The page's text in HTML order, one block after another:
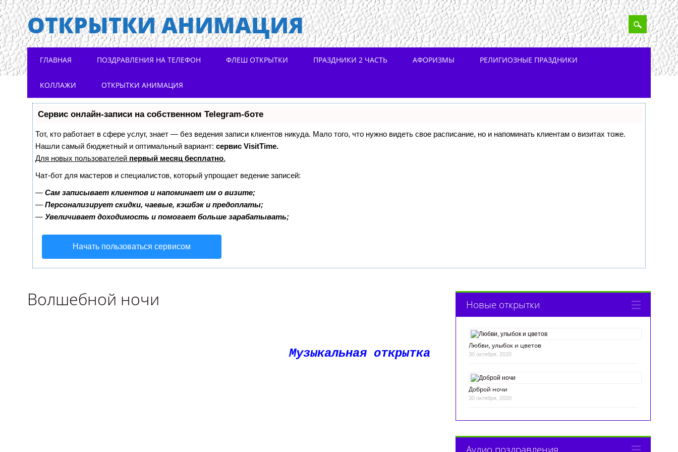
ОТКРЫТКИ АНИМАЦИЯ
Main menu
Skip to content
ГЛАВНАЯ ПОЗДРАВЛЕНИЯ НА ТЕЛЕФОН ФЛЕШ ОТКРЫТКИ ПРАЗДНИКИ 2 ЧАСТЬ АФОРИЗМЫ РЕЛИГИОЗНЫЕ ПРАЗДНИКИ
КОЛЛАЖИ ОТКРЫТКИ АНИМАЦИЯ
Сервис онлайн-записи на собственном Telegram-боте
Тот, кто работает в сфере услуг, знает — без ведения записи клиентов никуда. Мало того, что нужно видеть свое расписание, но и напоминать клиентам о визитах тоже.
Нашли самый бюджетный и оптимальный вариант: сервис VisitTime.
Для новых пользователей первый месяц бесплатно.
Чат-бот для мастеров и специалистов, который упрощает ведение записей:
— Сам записывает клиентов и напоминает им о визите;
— Персонализирует скидки, чаевые, кэшбэк и предоплаты;
— Увеличивает доходимость и помогает больше зарабатывать;
Начать пользоваться сервисом
Волшебной ночи
Музыкальная открытка
Новые открытки
Любви, улыбок и цветов
30 октября, 2020
Доброй ночи
30 октября, 2020
Аудио поздравления